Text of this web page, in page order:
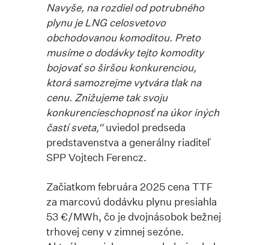
Navyše, na rozdiel od potrubného
plynu je LNG celosvetovo
obchodovanou komoditou. Preto
musíme o dodávky tejto komodity
bojovať so širšou konkurenciou,
ktorá samozrejme vytvára tlak na
cenu. Znižujeme tak svoju
konkurencieschopnosť na úkor iných
častí sveta,“uviedol predseda
predstavenstva a generálny riaditeľ
SPP Vojtech Ferencz.
Začiatkom februára 2025 cena TTF
za marcovú dodávku plynu presiahla
53 €/MWh, čo je dvojnásobok bežnej
trhovej ceny v zimnej sezóne.